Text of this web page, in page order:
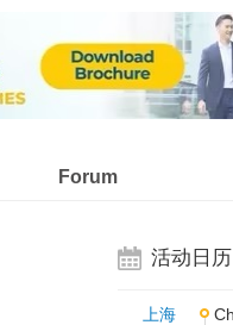
Forum
活动日历
上海